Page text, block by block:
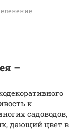
–
к
садоводов,
дающий цвет в